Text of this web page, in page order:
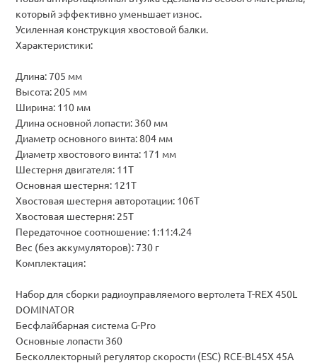
который эффективно уменьшает износ.
Усиленная конструкция хвостовой балки.
Характеристики:
Длина: 705 мм
Высота: 205 мм
Ширина: 110 мм
Длина основной лопасти: 360 мм
Диаметр основного винта: 804 мм
Диаметр хвостового винта: 171 мм
Шестерня двигателя: 11Т
Основная шестерня: 121Т
Хвостовая шестерня авторотации: 106Т
Хвостовая шестерня: 25Т
Передаточное соотношение: 1:11:4.24
Вес (без аккумуляторов): 730 г
Комплектация:
Набор для сборки радиоуправляемого вертолета T-REX 450L
DOMINATOR
Бесфлайбарная система G-Pro
Основные лопасти 360
Бесколлекторный регулятор скорости (ESC) RCE-BL45X 45A